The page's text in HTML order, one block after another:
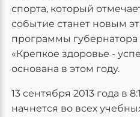
спорта, который
событие станет новым
программы
«Крепкое здоровье -
основана в этом году.
13 сентября 2013 года в
начнется во всех